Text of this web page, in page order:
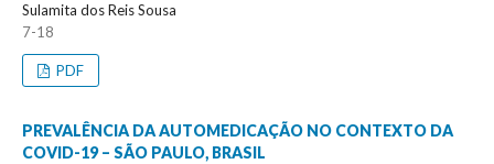
Sulamita dos Reis Sousa
7-18
PDF
PREVALÊNCIA DA AUTOMEDICAÇÃO NO CONTEXTO DA
COVID-19 – SÃO PAULO, BRASIL